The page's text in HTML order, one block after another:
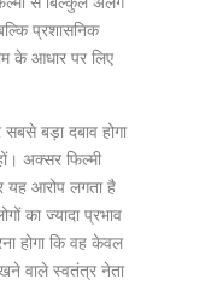
प्रशासनिक
के आधार पर लिए
बड़ा दबाव होगा
अक्सर फिल्मी
यह आरोप लगता है
का ज्यादा प्रभाव
होगा कि वह केवल
वाले स्वतंत्र नेता